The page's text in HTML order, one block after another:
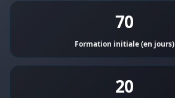
70
Formation initiale (en jours)
20